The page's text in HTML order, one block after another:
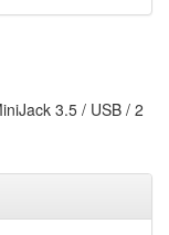
3.5 / USB / 2